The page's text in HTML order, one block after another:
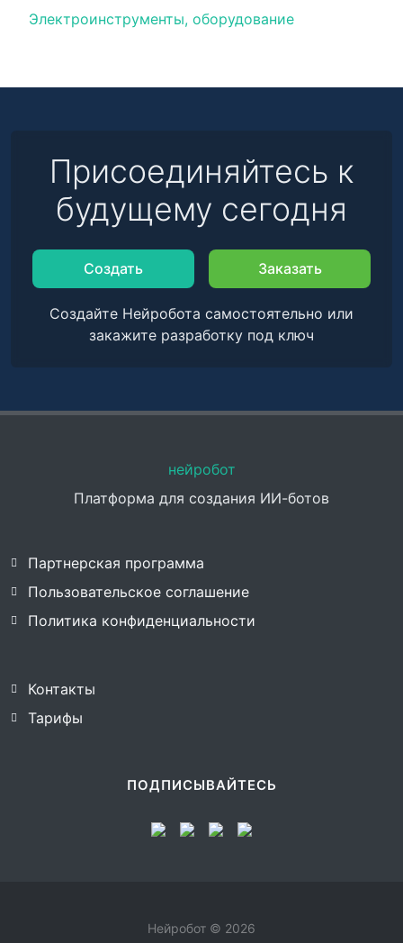
Электроинструменты, оборудование
Присоединяйтесь к
будущему сегодня
Создать Заказать
Создайте Нейробота самостоятельно или
закажите разработку под ключ
нейробот
Платформа для создания ИИ-ботов
Партнерская программа
Пользовательское соглашение
Политика конфиденциальности
Контакты
Тарифы
ПОДПИСЫВАЙТЕСЬ
Нейробот © 2026